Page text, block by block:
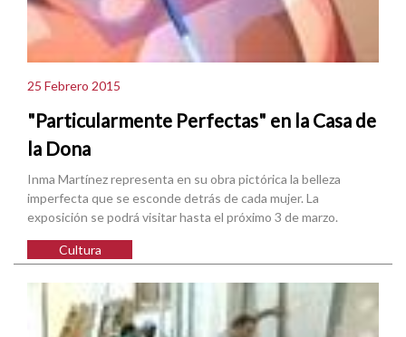
25 Febrero 2015
"Particularmente Perfectas" en la Casa de
la Dona
Inma Martínez representa en su obra pictórica la belleza
imperfecta que se esconde detrás de cada mujer. La
exposición se podrá visitar hasta el próximo 3 de marzo.
Cultura